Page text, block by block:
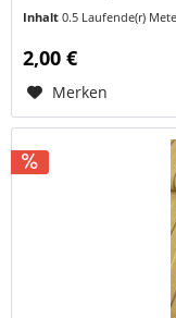
Inhalt0.5 Laufende(r)
2,00 €
Merken